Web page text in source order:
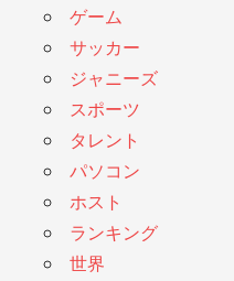
ゲーム
サッカー
ジャニーズ
スポーツ
タレント
パソコン
ホスト
ランキング
世界